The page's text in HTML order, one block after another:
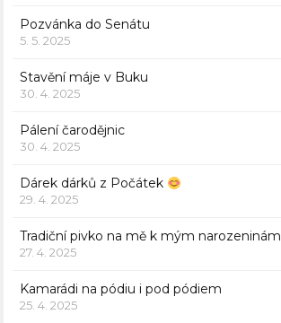
Pozvánka do Senátu
5. 5. 2025
Stavění máje v Buku
30. 4. 2025
Pálení čarodějnic
30. 4. 2025
Dárek dárků z Počátek
29. 4. 2025
Tradiční pivko na mě k mým narozeninám
27. 4. 2025
Kamarádi na pódiu i pod pódiem
25. 4. 2025